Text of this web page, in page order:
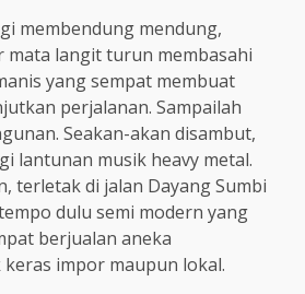
membendung mendung,
mata langit turun membasahi
yang sempat membuat
perjalanan. Sampailah
Seakan-akan disambut,
lantunan musik heavy metal.
terletak di jalan Dayang Sumbi
dulu semi modern yang
berjualan aneka
impor maupun lokal.